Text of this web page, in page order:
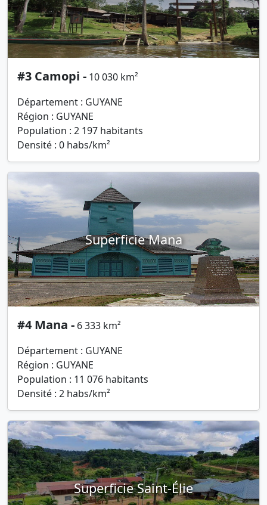
#3 Camopi - 10 030 km²
Département : GUYANE
Région : GUYANE
Population : 2 197 habitants
Densité : 0 habs/km²
Superficie Mana
#4 Mana - 6 333 km²
Département : GUYANE
Région : GUYANE
Population : 11 076 habitants
Densité : 2 habs/km²
Superficie Saint-Élie